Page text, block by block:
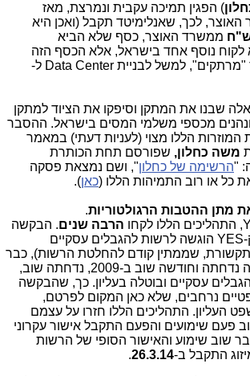
) הפגין תמיכה עקבית ונמרצת, מאז
האוצר, לכך, שאנלימיטד תקבל (ואכן היא
ממשרד האוצר, כסף שלא הביא
לקוח נוסף אחד בישראל, אלא הכסף הזה
הגיע למקומות מאוד "מרתקים", למשל לבניית Data Center ל-
שבנו את המתקן וסיפקו את הציוד למתקן
מכספי משלמי המסים בישראל. ההסבר
המוזרות הללו מצוי (לעניות דעתי) במאמר
משה כחלון, שפורסם תחת הכותרת
"הרשימה של כחלון", ושם נמצאת פסקה
כל או רוב התמיהות הללו (כאן).
מתן ההטבות הרגולטוריות.
הרבה שנים. הבקשה
הראשונה למיזוג בזק-YES הוגשה לרשות להגבלים עסקיים
שממתין קודם להחלטת הרשות), כבר
בשנת 2005. הבקשה נדחתה וחודשה שוב ב-2009, נדחתה שוב,
עסקיים ובוטלה בעליון. כך, שהבקשה
נרחבים, שלא כאן המקום לפרטם,
העליון. התהליכים הללו חזרו על עצמם
שוב פעם שימועים והפעם התקבל אישור עקרוני
2013, שעבר שוב שימוע והאישור הסופי של הרשות
התקבל ב-26.3.14
.